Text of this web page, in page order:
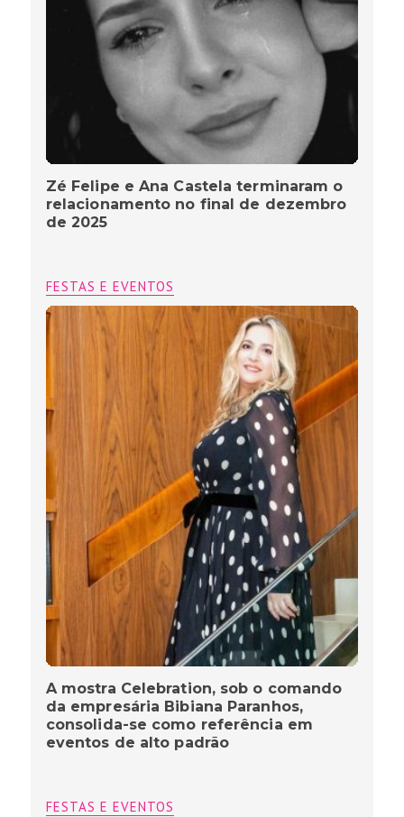
Zé Felipe e Ana Castela terminaram o
relacionamento no final de dezembro
de 2025
FESTAS E EVENTOS
A mostra Celebration, sob o comando
da empresária Bibiana Paranhos,
consolida-se como referência em
eventos de alto padrão
FESTAS E EVENTOS